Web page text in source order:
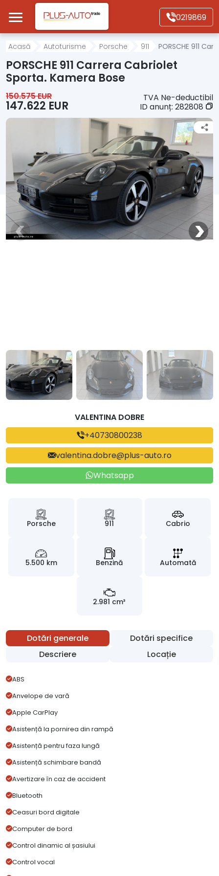
Mergi direct la conținutul principal
0219869
Acasă
Autoturisme
Motociclete
Alte tipuri vehicule
Despre Noi
Contact
Acasă Autoturisme Porsche 911 PORSCHE 911
PORSCHE 911 Carrera Cabriolet
Sporta. Kamera Bose
150.575 EUR
147.622 EUR
TVA Ne-deductibil
ID anunț: 282808
VALENTINA DOBRE
+40730800238
valentina.dobre@plus-auto.ro
Whatsapp
Porsche 911 Cabrio
5.500 km Benzină Automată
2.981 cm³
Dotări generale
Dotări specifice
Descriere
Locație
ABS
Anvelope de vară
Apple CarPlay
Asistență la pornirea din rampă
Asistență pentru faza lungă
Asistență schimbare bandă
Avertizare în caz de accident
Bluetooth
Ceasuri bord digitale
Computer de bord
Control dinamic al șasiului
Control vocal